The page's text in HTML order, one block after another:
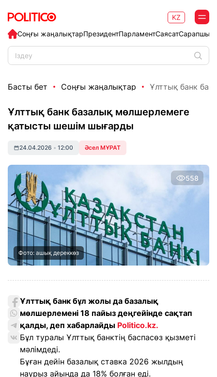
Соңғы жаңалықтарПрезидентПарламентСаясат
KZ
Басты бет Соңғы жаңалықтар Ұлттық банк
Ұлттық банк базалық мөлшерлемеге
қатысты шешім шығарды
24.04.2026 • 12:00 Әсел МҰРАТ
558
Фото: ашық дереккөз
Ұлттық банк бұл жолы да базалық
мөлшерлемені 18 пайыз деңгейінде сақтап
қалды, деп хабарлайды Politico.kz.
Бұл туралы Ұлттық банктің баспасөз қызметі
мәлімдеді.
Бұған дейін базалық ставка 2026 жылдың
наурыз айында да 18% болған еді.